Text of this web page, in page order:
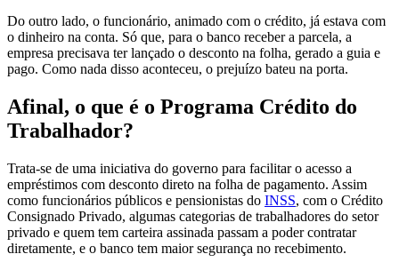
Do outro lado, o funcionário, animado com o crédito, já estava com
o dinheiro na conta. Só que, para o banco receber a parcela, a
empresa precisava ter lançado o desconto na folha, gerado a guia e
pago. Como nada disso aconteceu, o prejuízo bateu na porta.
Afinal, o que é o Programa Crédito do
Trabalhador?
Trata-se de uma iniciativa do governo para facilitar o acesso a
empréstimos com desconto direto na folha de pagamento. Assim
como funcionários públicos e pensionistas do INSS, com o Crédito
Consignado Privado, algumas categorias de trabalhadores do setor
privado e quem tem carteira assinada passam a poder contratar
diretamente, e o banco tem maior segurança no recebimento.